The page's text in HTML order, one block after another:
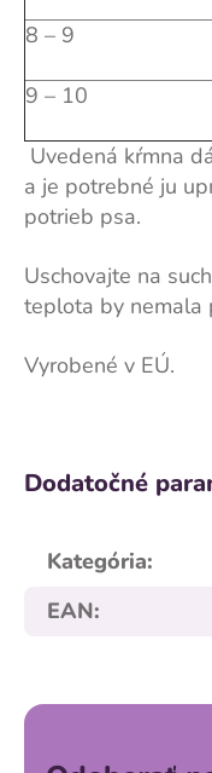
8 – 9
9 – 10
Uvedená kŕmna
a je potrebné ju
potrieb psa.
Uschovajte na
teplota by nemala
Vyrobené v EÚ.
Dodatočné
Kategória:
EAN: